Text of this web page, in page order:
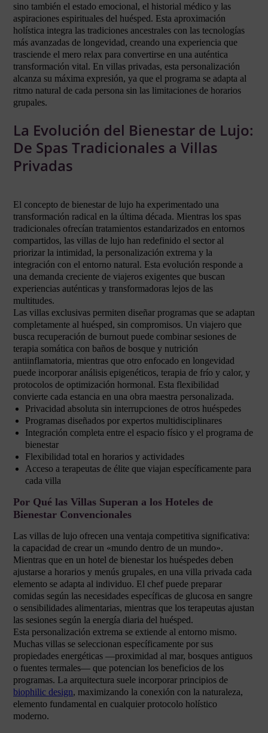
sino también el estado emocional, el historial médico y las
aspiraciones espirituales del huésped. Esta aproximación
holística integra las tradiciones ancestrales con las tecnologías
más avanzadas de longevidad, creando una experiencia que
trasciende el mero relax para convertirse en una auténtica
transformación vital. En villas privadas, esta personalización
alcanza su máxima expresión, ya que el programa se adapta al
ritmo natural de cada persona sin las limitaciones de horarios
grupales.
La Evolución del Bienestar de Lujo:
De Spas Tradicionales a Villas
Privadas
El concepto de bienestar de lujo ha experimentado una
transformación radical en la última década. Mientras los spas
tradicionales ofrecían tratamientos estandarizados en entornos
compartidos, las villas de lujo han redefinido el sector al
priorizar la intimidad, la personalización extrema y la
integración con el entorno natural. Esta evolución responde a
una demanda creciente de viajeros exigentes que buscan
experiencias auténticas y transformadoras lejos de las
multitudes.
Las villas exclusivas permiten diseñar programas que se adaptan
completamente al huésped, sin compromisos. Un viajero que
busca recuperación de burnout puede combinar sesiones de
terapia somática con baños de bosque y nutrición
antiinflamatoria, mientras que otro enfocado en longevidad
puede incorporar análisis epigenéticos, terapia de frío y calor, y
protocolos de optimización hormonal. Esta flexibilidad
convierte cada estancia en una obra maestra personalizada.
Privacidad absoluta sin interrupciones de otros huéspedes
Programas diseñados por expertos multidisciplinares
Integración completa entre el espacio físico y el programa de
bienestar
Flexibilidad total en horarios y actividades
Acceso a terapeutas de élite que viajan específicamente para
cada villa
Por Qué las Villas Superan a los Hoteles de
Bienestar Convencionales
Las villas de lujo ofrecen una ventaja competitiva significativa:
la capacidad de crear un «mundo dentro de un mundo».
Mientras que en un hotel de bienestar los huéspedes deben
ajustarse a horarios y menús grupales, en una villa privada cada
elemento se adapta al individuo. El chef puede preparar
comidas según las necesidades específicas de glucosa en sangre
o sensibilidades alimentarias, mientras que los terapeutas ajustan
las sesiones según la energía diaria del huésped.
Esta personalización extrema se extiende al entorno mismo.
Muchas villas se seleccionan específicamente por sus
propiedades energéticas —proximidad al mar, bosques antiguos
o fuentes termales— que potencian los beneficios de los
programas. La arquitectura suele incorporar principios de
biophilic design, maximizando la conexión con la naturaleza,
elemento fundamental en cualquier protocolo holístico
moderno.